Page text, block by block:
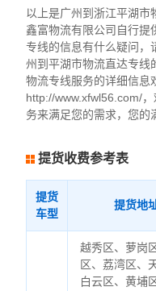
以上是广州到浙江平湖市
鑫富物流有限公司自行提
专线的信息有什么疑问，
州到平湖市物流直达专线
物流专线服务的详细信息
http://www.xfwl56.com/
务来满足您的需求，您的
提货收费参考表
提货
车型
提货地
越秀区、萝岗
区、荔湾区、
白云区、黄埔